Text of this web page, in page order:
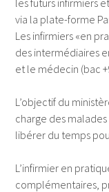
via la plate-forme
Les infirmiers «en
des intermédiaires
et le médecin (bac
L’objectif du
charge des
libérer du temps
L’infirmier en
complémentaires,